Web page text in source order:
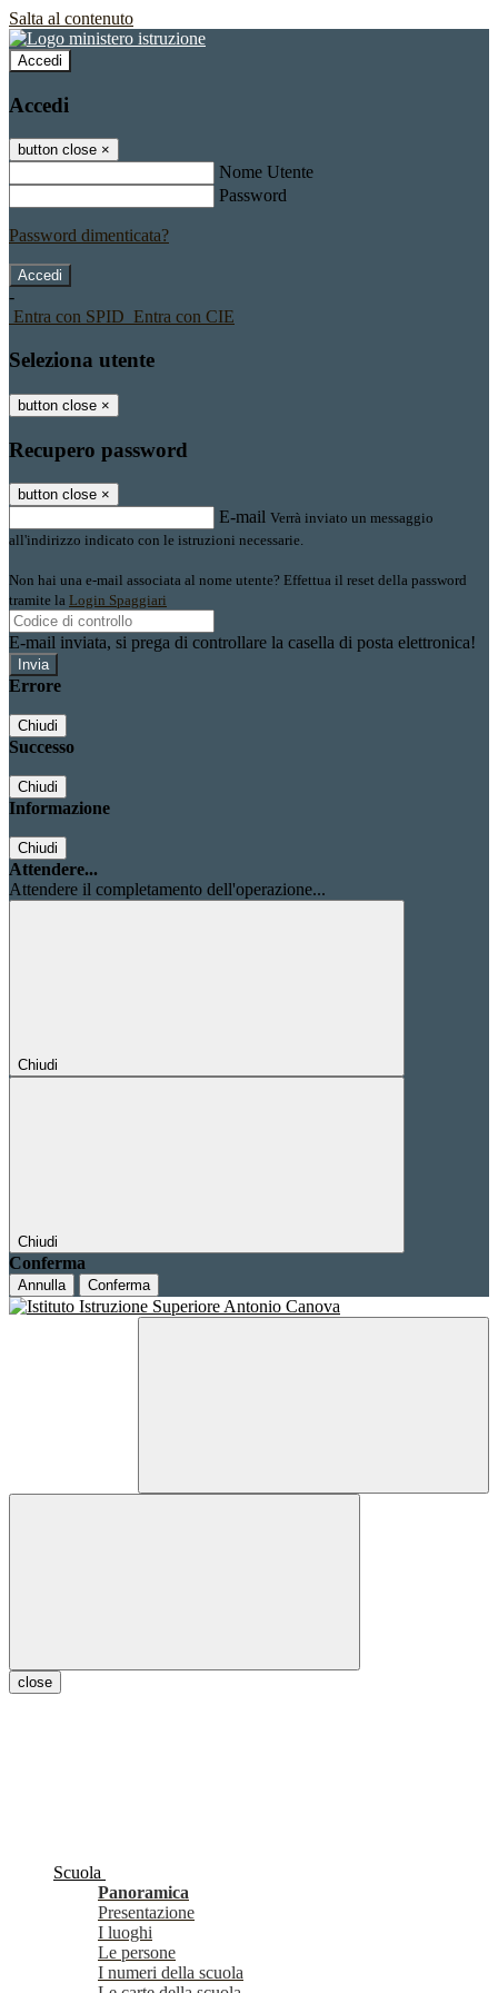
Salta al contenuto
Accedi
Accedi
button close ×
Nome Utente
Password
Password dimenticata?
-
Entra con SPID Entra con CIE
Seleziona utente
button close ×
Recupero password
button close ×
E-mail Verrà inviato un messaggio
all'indirizzo indicato con le istruzioni necessarie.
Non hai una e-mail associata al nome utente? Effettua il reset della password
tramite la Login Spaggiari
E-mail inviata, si prega di controllare la casella di posta elettronica!
Errore
Chiudi
Successo
Chiudi
Informazione
Chiudi
Attendere...
Attendere il completamento dell'operazione...
Chiudi
Chiudi
Conferma
Annulla Conferma
close
Scuola
Panoramica
Presentazione
I luoghi
Le persone
I numeri della scuola